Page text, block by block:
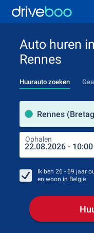
Auto huren in
Rennes
Huurauto zoeken
Rennes
Ophalen
Ik ben 26 - 69 jaar
en woon in België